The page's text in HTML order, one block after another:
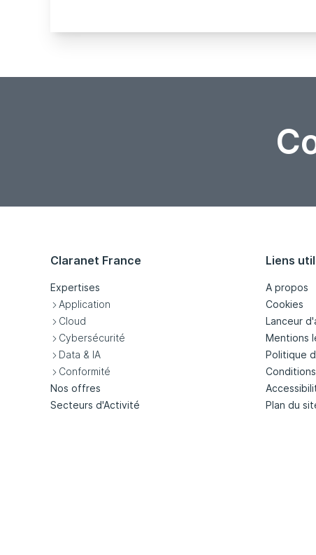
Claranet France
Expertises
Application
Cloud
Cybersécurité
Data & IA
Conformité
Nos offres
Secteurs d'Activité
Liens
A propos
Cookies
Lanceur
Mentions
Politique
Plan du